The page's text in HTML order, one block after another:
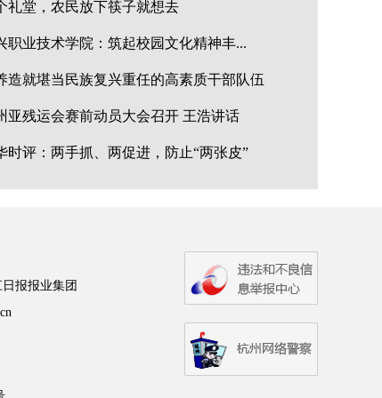
礼堂，农民放下筷子就想去
职业技术学院：筑起校园文化精神丰...
造就堪当民族复兴重任的高素质干部队伍
亚残运会赛前动员大会召开 王浩讲话
时评：两手抓、两促进，防止“两张皮”
报报业集团